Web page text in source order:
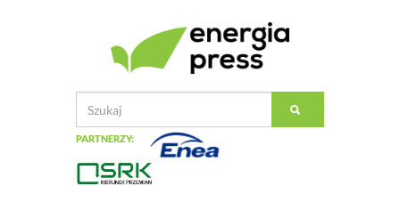
PARTNERZY: